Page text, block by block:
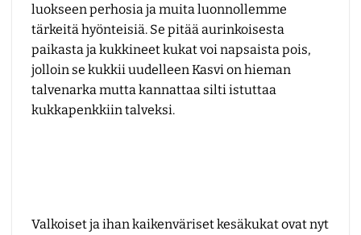
luokseen perhosia ja muita luonnollemme
tärkeitä hyönteisiä. Se pitää aurinkoisesta
paikasta ja kukkineet kukat voi napsaista pois,
jolloin se kukkii uudelleen Kasvi on hieman
talvenarka mutta kannattaa silti istuttaa
kukkapenkkiin talveksi.
Valkoiset ja ihan kaikenväriset kesäkukat ovat nyt